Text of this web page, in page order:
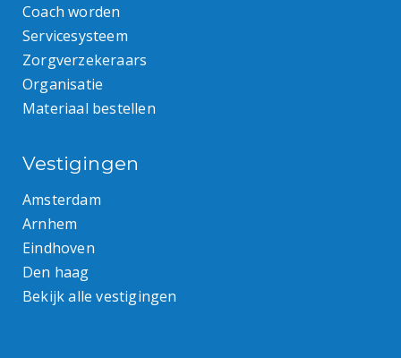
Coach worden
Servicesysteem
Zorgverzekeraars
Organisatie
Materiaal bestellen
Vestigingen
Amsterdam
Arnhem
Eindhoven
Den haag
Bekijk alle vestigingen